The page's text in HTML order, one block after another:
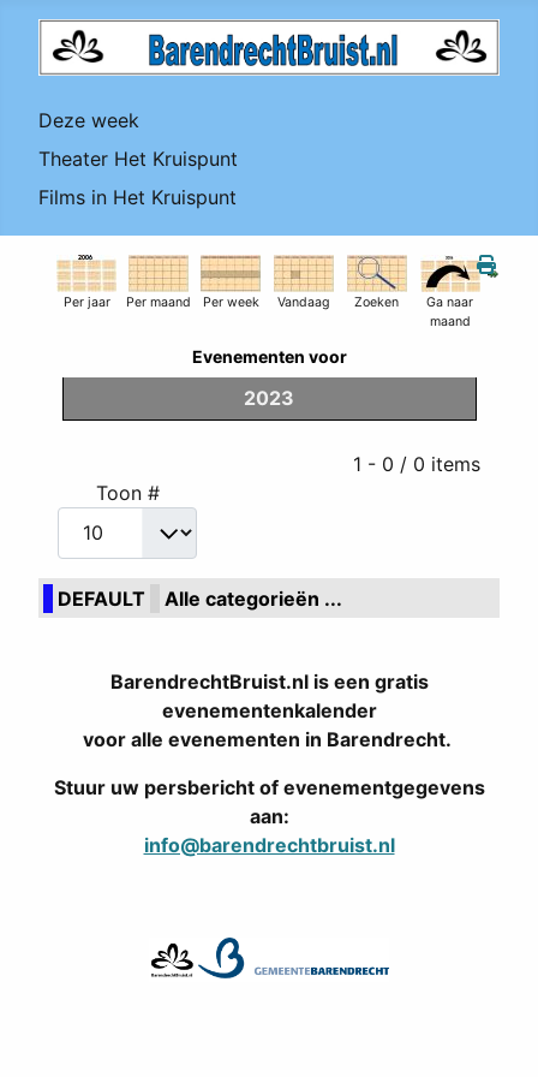
Deze week
Theater Het Kruispunt
Films in Het Kruispunt
Per jaar Per maand Per week Vandaag Zoeken
Ga naar
maand
Evenementen voor
2023
Pagination List Limit
1 - 0 / 0 items
Toon #
DEFAULT Alle categorieën ...
BarendrechtBruist.nl is een gratis
evenementenkalender
voor alle evenementen in Barendrecht.
Stuur uw persbericht of evenementgegevens
aan:
info@barendrechtbruist.nl